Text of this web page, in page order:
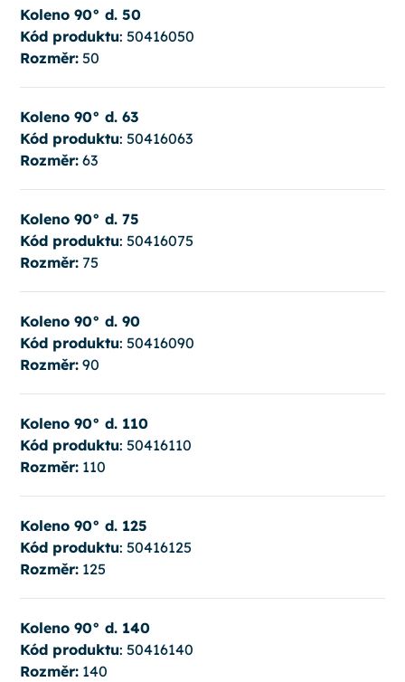
Koleno 90° d. 50
Kód produktu: 50416050
Rozměr:50
Koleno 90° d. 63
Kód produktu: 50416063
Rozměr:63
Koleno 90° d. 75
Kód produktu: 50416075
Rozměr:75
Koleno 90° d. 90
Kód produktu: 50416090
Rozměr:90
Koleno 90° d. 110
Kód produktu: 50416110
Rozměr:110
Koleno 90° d. 125
Kód produktu: 50416125
Rozměr:125
Koleno 90° d. 140
Kód produktu: 50416140
Rozměr:140